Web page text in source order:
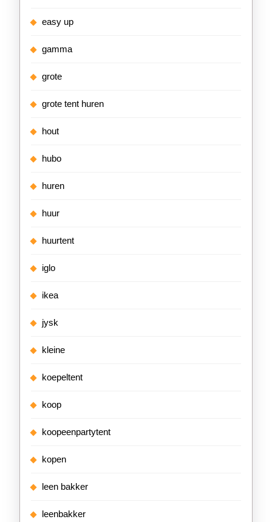
easy up
gamma
grote
grote tent huren
hout
hubo
huren
huur
huurtent
iglo
ikea
jysk
kleine
koepeltent
koop
koopeenpartytent
kopen
leen bakker
leenbakker